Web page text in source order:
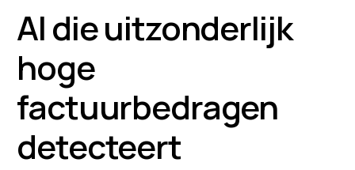
AI die uitzonderlijk
hoge
factuurbedragen
detecteert